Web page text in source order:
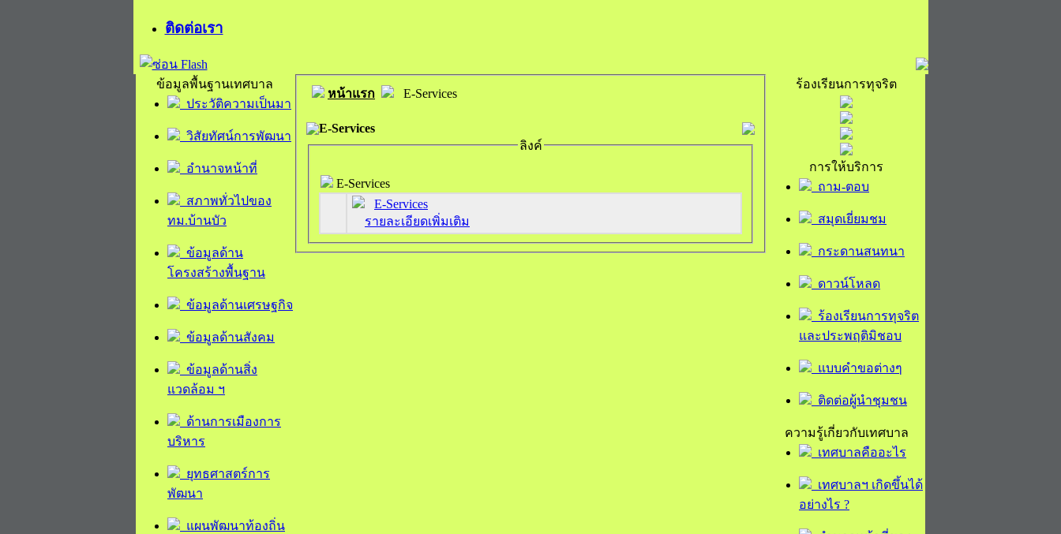
ติดต่อเรา
ข้อมูลพื้นฐานเทศบาล
ประวัติความเป็นมา
วิสัยทัศน์การพัฒนา
อำนาจหน้าที่
สภาพทั่วไปของ
ทม.บ้านบัว
ข้อมูลด้าน
โครงสร้างพื้นฐาน
ข้อมูลด้านเศรษฐกิจ
ข้อมูลด้านสังคม
ข้อมูลด้านสิ่ง
แวดล้อม ฯ
ด้านการเมืองการ
บริหาร
ยุทธศาสตร์การ
พัฒนา
แผนพัฒนาท้องถิ่น
หน้าแรก E-Services
E-Services
ลิงค์
E-Services
E-Services
รายละเอียดเพิ่มเติม
ร้องเรียนการทุจริต
การให้บริการ
ถาม-ตอบ
สมุดเยี่ยมชม
กระดานสนทนา
ดาวน์โหลด
ร้องเรียนการทุจริต
และประพฤติมิชอบ
แบบคำขอต่างๆ
ติดต่อผู้นำชุมชน
ความรู้เกี่ยวกับเทศบาล
เทศบาลคืออะไร
เทศบาลฯ เกิดขึ้นได้
อย่างไร ?